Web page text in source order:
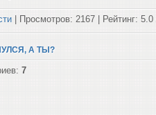
| Просмотров: 2167 | Рейтинг: 5.0
А ТЫ?
7